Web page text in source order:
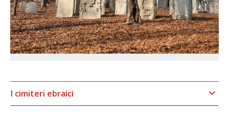
I cimiteri ebraici